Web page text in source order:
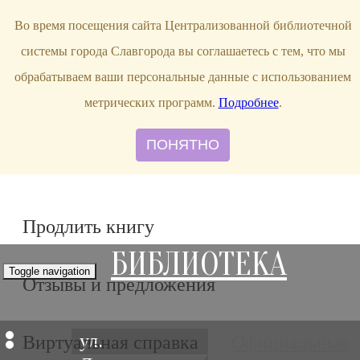
bibl-serv@mail.ru
Продлить книгу
Отзывы и предложения
Виртуальная справка
ул.
Toggle navigation БИБЛИОТЕКА
Во время посещения сайта Централизованной библиотечной
системы города Славгорода вы соглашаетесь с тем, что мы
обрабатываем ваши персональные данные с использованием
метрических программ. Подробнее.
ПОНЯТНО